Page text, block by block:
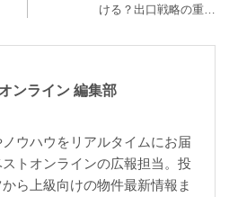
ける？出口戦略の重…
ンライン 編集部
ウハウをリアルタイムにお届
トオンラインの広報担当。投
ら上級向けの物件最新情報ま